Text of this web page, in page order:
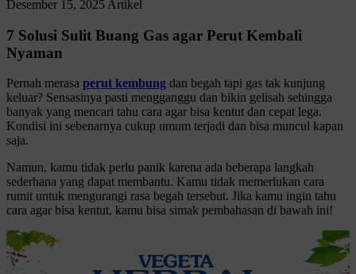
Desember 15, 2025 Artikel
7 Solusi Sulit Buang Gas agar Perut Kembali
Nyaman
Pernah merasa perut kembung dan begah tapi gas tak kunjung
keluar? Sensasinya pasti mengganggu dan bikin gelisah sehingga
banyak yang mencari tahu cara agar bisa kentut dan cepat lega.
Kondisi ini sebenarnya cukup umum terjadi dan bisa muncul kapan
saja.
Namun, kamu tidak perlu panik karena ada beberapa langkah
sederhana yang dapat membantu. Kamu tidak memerlukan cara
rumit untuk mengurangi rasa begah tersebut. Jika kamu ingin tahu
cara agar bisa kentut, kamu bisa simak pembahasan di bawah ini!